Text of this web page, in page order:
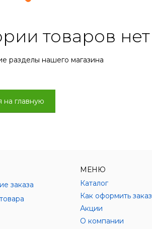
товаров нет
разделы нашего магазина
на главную
заказа
МЕНЮ
Каталог
Как оформить заказ
Акции
О компании